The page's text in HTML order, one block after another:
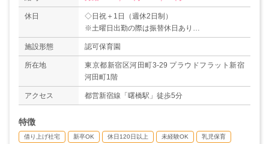
休日
◇日祝＋1日（週休2日制）
※土曜日出勤の際は振替休日あり
◇年末年始
◇年次有給休暇
◇育児・介護・看護休暇
＊男性の育児休業取得実績あり
＊年間休日数125日
施設形態 認可保育園
所在地
東京都新宿区河田町3-29 プラウドフラット新宿
河田町1階
アクセス 都営新宿線「曙橋駅」徒歩5分
特徴
借り上げ社宅 新卒OK 休日120日以上 未経験OK 乳児保育